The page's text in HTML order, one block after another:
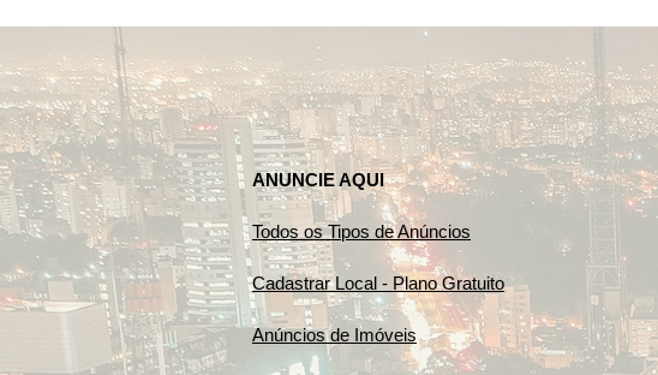
ANUNCIE AQUI
Todos os Tipos de Anúncios
Cadastrar Local - Plano Gratuito
Anúncios de Imóveis